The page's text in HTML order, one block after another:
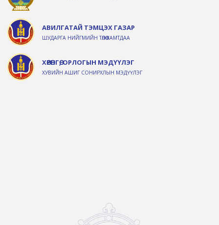
АВИЛГАТАЙ ТЭМЦЭХ ГАЗАР
ШУДАРГА НИЙГМИЙН ТӨЛӨӨ ХАМТДАА
ХӨРӨНГӨ, ОРЛОГЫН МЭДҮҮЛЭГ
ХУВИЙН АШИГ СОНИРХЛЫН МЭДҮҮЛЭГ